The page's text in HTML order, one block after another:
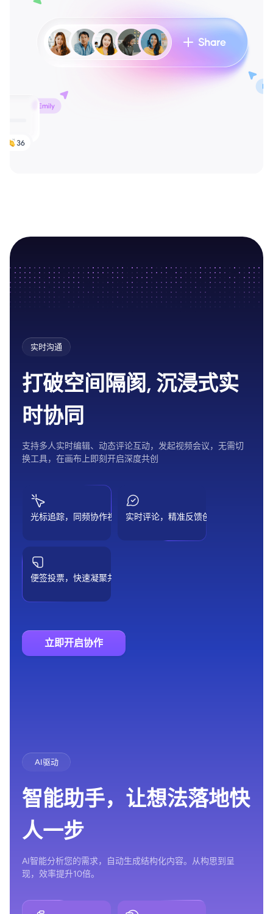
实时沟通
打破空间隔阂, 沉浸式实
时协同
支持多人实时编辑、动态评论互动，发起视频会议，无需切
换工具，在画布上即刻开启深度共创
光标追踪，同频协作视角 实时评论，精准反馈创意
便签投票，快速凝聚共识
立即开启协作
AI驱动
智能助手，让想法落地快
人一步
AI智能分析您的需求，自动生成结构化内容。从构思到呈
现，效率提升10倍。